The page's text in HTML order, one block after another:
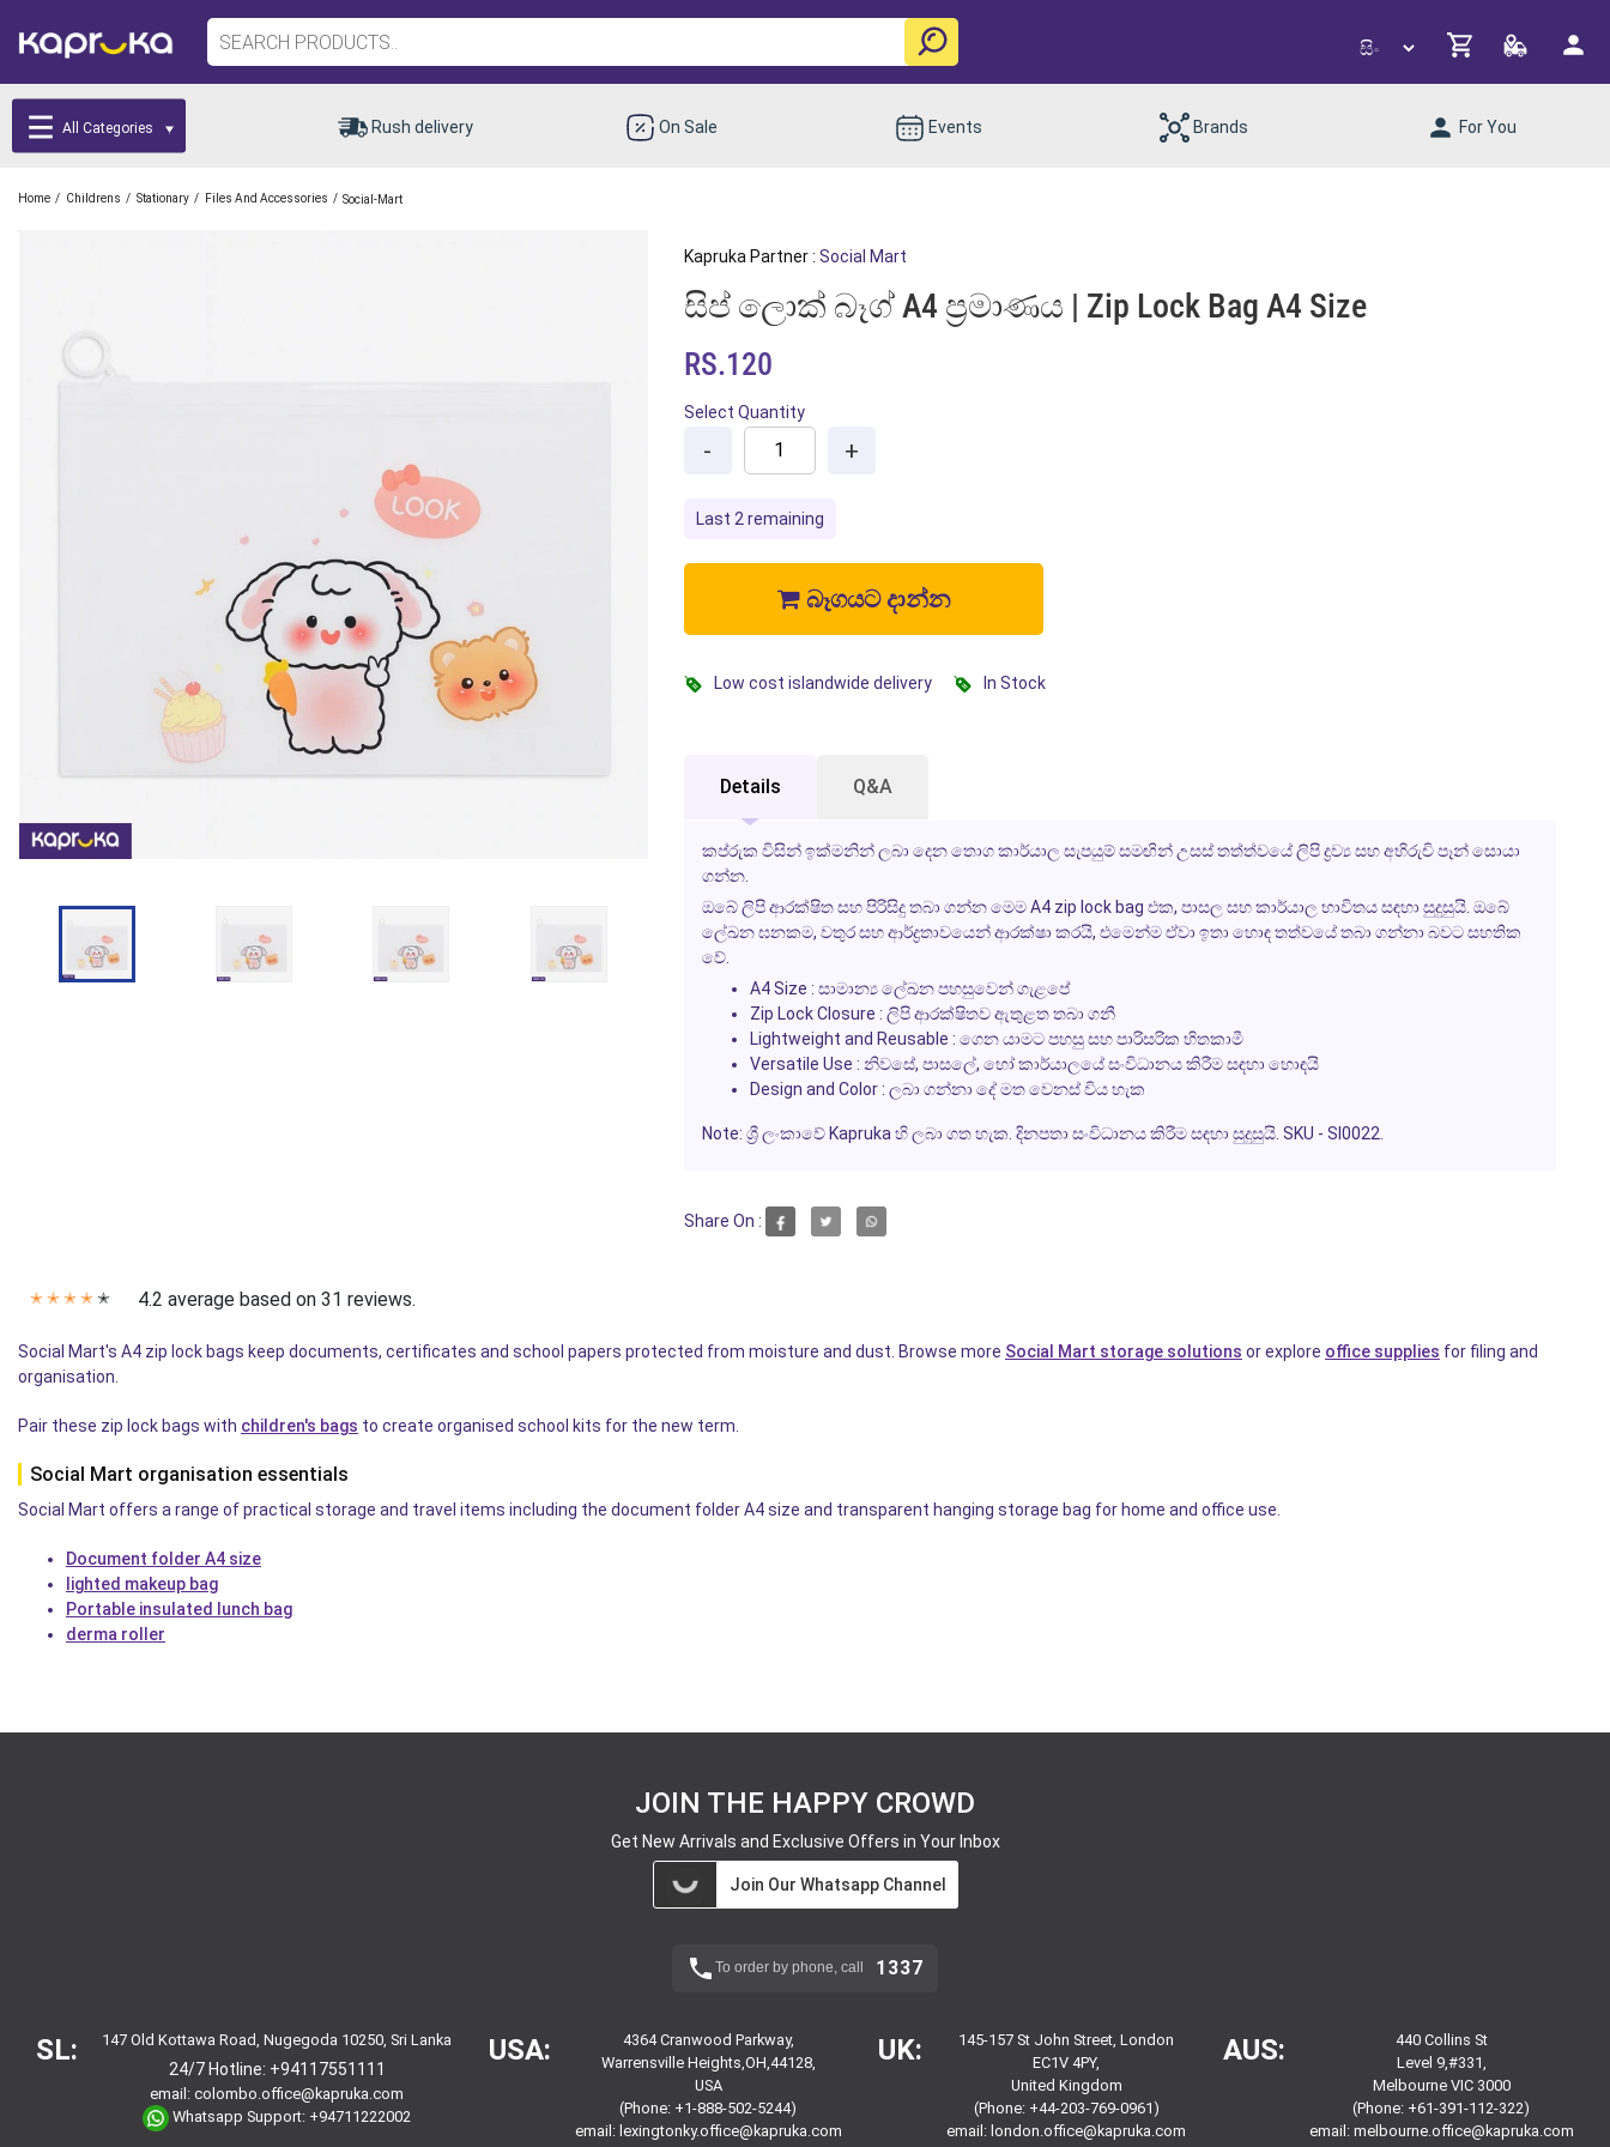
All Categories Rush delivery On Sale Events Brands For You
Home / Childrens / Stationary / Files And Accessories / Social-Mart
Kapruka Partner : Social Mart
සිප් ලොක් බෑග් A4 ප්‍රමාණය | Zip Lock Bag A4 Size
RS.120
Select Quantity
- +
Last 2 remaining
බෑගයට දාන්න
Low cost islandwide delivery In Stock
Details Q&A
කප්රුක විසින් ඉක්මනින් ලබා දෙන තොග කාර්යාල සැපයුම් සමඟින් උසස් තත්ත්වයේ ලිපි ද්‍රව්‍ය සහ අභිරුචි පෑන් සොයා
ගන්න.
ඔබේ ලිපි ආරක්ෂිත සහ පිරිසිදු තබා ගන්න මෙම A4 zip lock bag එක, පාසල සහ කාර්යාල භාවිතය සඳහා සුදුසුයි. ඔබේ
ලේඛන ඝනකම, වතුර සහ ආර්ද්‍රතාවයෙන් ආරක්ෂා කරයි, එමෙන්ම ඒවා ඉතා හොඳ තත්වයේ තබා ගන්නා බවට සහතික
වේ.
A4 Size : සාමාන්‍ය ලේඛන පහසුවෙන් ගැළපේ
Zip Lock Closure : ලිපි ආරක්ෂිතව ඇතුළත තබා ගනී
Lightweight and Reusable : ගෙන යාමට පහසු සහ පාරිසරික හිතකාමී
Versatile Use : නිවසේ, පාසලේ, හෝ කාර්යාලයේ සංවිධානය කිරීම සඳහා හොඳයි
Design and Color: ලබා ගන්නා දේ මත වෙනස් විය හැක
Note: ශ්‍රී ලංකාවේ Kapruka හි ලබා ගත හැක. දිනපතා සංවිධානය කිරීම සඳහා සුදුසුයි. SKU - SI0022.
Share On :
✭ ✭ ✭ ✭ ✭ 4.2 average based on 31 reviews.
Social Mart's A4 zip lock bags keep documents, certificates and school papers protected from moisture and dust. Browse more Social Mart storage solutions or explore office supplies for filing and
organisation.
Pair these zip lock bags with children's bags to create organised school kits for the new term.
Social Mart organisation essentials
Social Mart offers a range of practical storage and travel items including the document folder A4 size and transparent hanging storage bag for home and office use.
Document folder A4 size
lighted makeup bag
Portable insulated lunch bag
derma roller
JOIN THE HAPPY CROWD
Get New Arrivals and Exclusive Offers in Your Inbox
Join Our Whatsapp Channel
To order by phone, call 1337
SL: 147 Old Kottawa Road, Nugegoda 10250, Sri Lanka
24/7 Hotline: +94117551111
email:colombo.office@kapruka.com
Whatsapp Support: +94711222002
USA:
4364 Cranwood Parkway,
Warrensville Heights,OH,44128,
USA
(Phone: +1-888-502-5244)
email: lexingtonky.office@kapruka.com
UK:
145-157 St John Street, London
EC1V 4PY,
United Kingdom
(Phone: +44-203-769-0961)
email: london.office@kapruka.com
AUS:
440 Collins St
Level 9,#331,
Melbourne VIC 3000
(Phone: +61-391-112-322)
email: melbourne.office@kapruka.com